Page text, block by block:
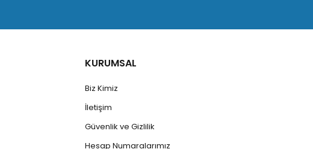
KURUMSAL
Biz Kimiz
İletişim
Güvenlik ve Gizlilik
Hesap Numaralarımız